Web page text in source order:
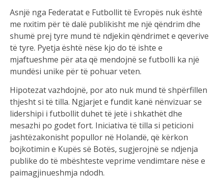
Asnjë nga Federatat e Futbollit të Evropës nuk është
me nxitim për të dalë publikisht me një qëndrim dhe
shumë prej tyre mund të ndjekin qëndrimet e qeverive
të tyre. Pyetja është nëse kjo do të ishte e
mjaftueshme për ata që mendojnë se futbolli ka një
mundësi unike për të pohuar veten.
Hipotezat vazhdojnë, por ato nuk mund të shpërfillen
thjesht si të tilla. Ngjarjet e fundit kanë nënvizuar se
lidershipi i futbollit duhet të jetë i shkathët dhe
mesazhi po godet fort. Iniciativa të tilla si peticioni
jashtëzakonisht popullor në Holandë, që kërkon
bojkotimin e Kupës së Botës, sugjerojnë se ndjenja
publike do të mbështeste veprime vendimtare nëse e
paimagjinueshmja ndodh.